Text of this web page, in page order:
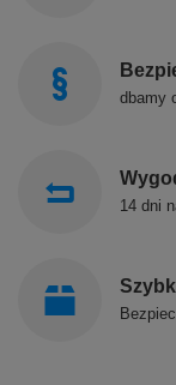
dbamy
14 dni